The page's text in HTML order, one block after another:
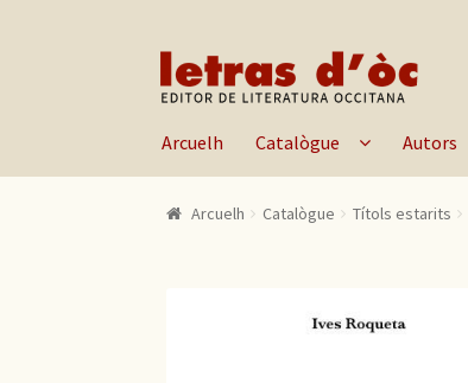
Skip to navigation
Skip to content
Arcuelh Catalògue Autors
Arcuelh Catalògue Títols estarits